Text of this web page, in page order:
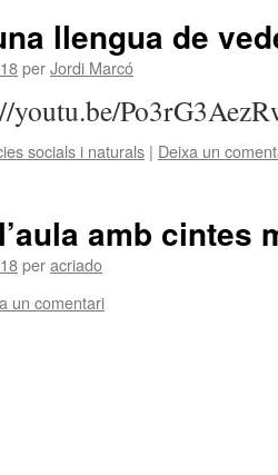
llengua de
perJordi Marcó
youtu.be/
socials i naturals | Deixa un
amb cintes
peracriado
un comentari